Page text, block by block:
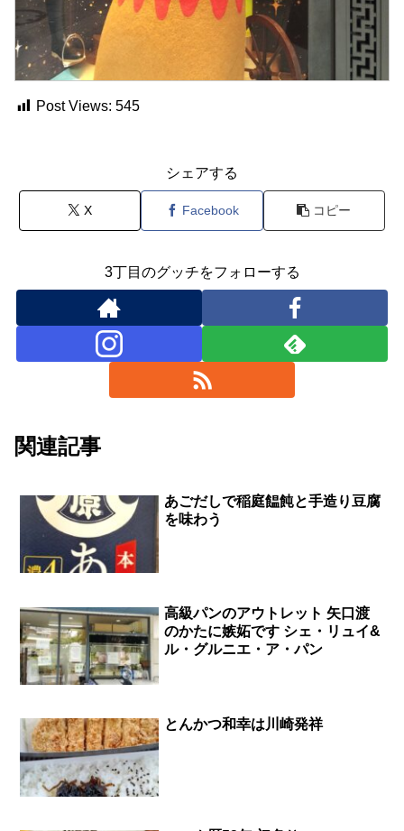
Post Views: 545
シェアする
X Facebook コピー
3丁目のグッチをフォローする
関連記事
あごだしで稲庭饂飩と手造り豆腐
を味わう
高級パンのアウトレット 矢口渡
のかたに嫉妬です シェ・リュイ&
ル・グルニエ・ア・パン
とんかつ和幸は川崎発祥